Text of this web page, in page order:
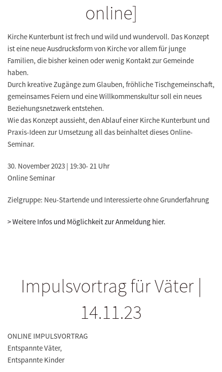
online]
Kirche Kunterbunt ist frech und wild und wundervoll. Das Konzept
ist eine neue Ausdrucksform von Kirche vor allem für junge
Familien, die bisher keinen oder wenig Kontakt zur Gemeinde
haben.
Durch kreative Zugänge zum Glauben, fröhliche Tischgemeinschaft,
gemeinsames Feiern und eine Willkommenskultur soll ein neues
Beziehungsnetzwerk entstehen.
Wie das Konzept aussieht, den Ablauf einer Kirche Kunterbunt und
Praxis-Ideen zur Umsetzung all das beinhaltet dieses Online-
Seminar.
30. November 2023 | 19:30- 21 Uhr
Online Seminar
Zielgruppe: Neu-Startende und Interessierte ohne Grunderfahrung
> Weitere Infos und Möglichkeit zur Anmeldung hier.
Impulsvortrag für Väter |
14.11.23
ONLINE IMPULSVORTRAG
Entspannte Väter,
Entspannte Kinder